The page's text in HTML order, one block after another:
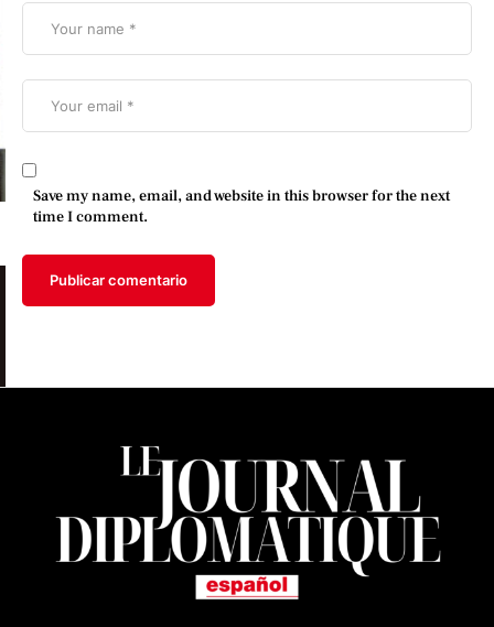
Save my name, email, and website in this browser for the next
time I comment.